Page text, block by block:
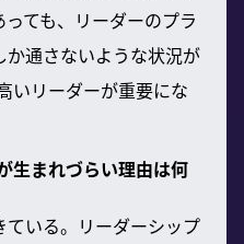
ても、リーダーのプラ
通さないような状況が
いリーダーが重要にな
生まれづらい理由は何
いる。リーダーシップ